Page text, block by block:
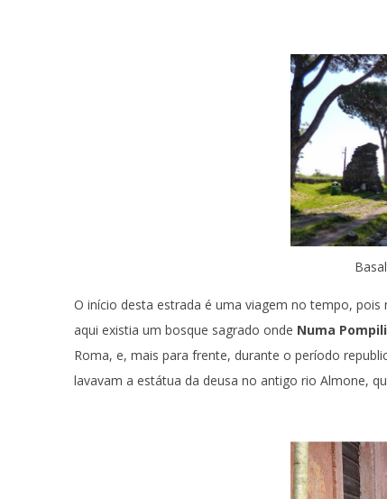
O início desta estrada é uma viagem no tempo, pois
aqui existia um bosque sagrado onde Numa
Roma, e, mais para frente, durante o período
lavavam a estátua da deusa no antigo rio Almone,